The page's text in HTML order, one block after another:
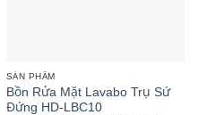
SẢN PHẨM
Bồn Rửa Mặt Lavabo Trụ Sứ
Đứng HD-LBC10